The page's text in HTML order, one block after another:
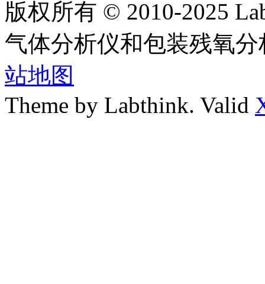
版权所有 © 2010-2025
气体分析仪和包装残氧
站地图
Theme by Labthink. Valid